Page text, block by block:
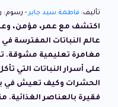
تأليف: فاطمة سيد جابر - رسوم:
اكتشف مع عمر، مؤمن،
عالم النباتات المفترسة في
مغامرة تعليمية مشوقة.
على أسرار النباتات التي
الحشرات وكيف تعيش في
فقيرة بالعناصر الغذائية.